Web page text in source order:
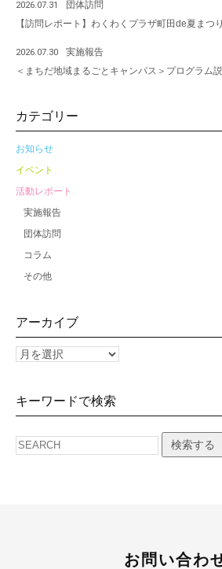
2026.07.31
団体訪問
【訪問レポート】わくわくプラザ町田de夏まつり
2026.07.30
実施報告
＜まちだ地域まるごとキャンパス＞プログラム
カテゴリー
お知らせ
イベント
活動レポート
実施報告
団体訪問
コラム
その他
アーカイブ
キーワードで検索
検索する
お問い合わ